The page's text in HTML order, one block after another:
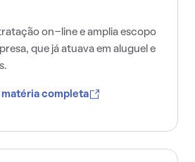
on-line e amplia escopo
que já atuava em aluguel e
matéria completa